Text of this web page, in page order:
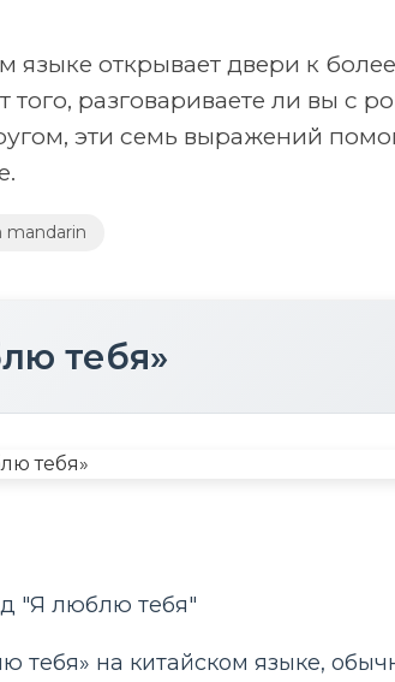
открывает двери к
разговариваете ли вы с
эти семь выражений
mandarin
тебя»
"Я люблю тебя"
тебя» на китайском языке,